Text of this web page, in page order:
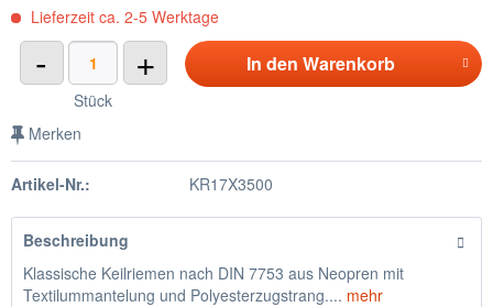
Lieferzeit ca. 2-5 Werktage
- +
Stück
In den Warenkorb
Merken
Artikel-Nr.: KR17X3500
Beschreibung
Klassische Keilriemen nach DIN 7753 aus Neopren mit
Textilummantelung und Polyesterzugstrang.... mehr